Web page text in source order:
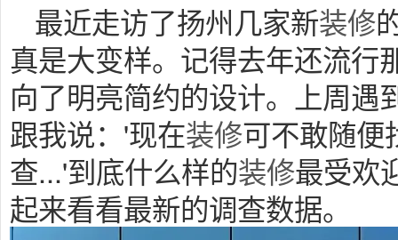
最近走访了扬州几家新装修
真是大变样。记得去年还流行
向了明亮简约的设计。上周遇
跟我说：'现在装修可不敢随便
查...'到底什么样的装修最受欢
起来看看最新的调查数据。